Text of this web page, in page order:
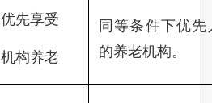
优先享受
机构养老
同等条件下优
的养老机构。